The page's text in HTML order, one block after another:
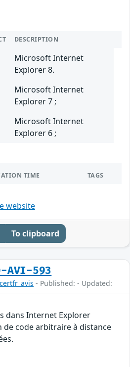
DESCRIPTION
Microsoft Internet
Explorer 8.
Microsoft Internet
Explorer 7 ;
Microsoft Internet
Explorer 6 ;
TIME TAGS
website
To clipboard
AVI-593
certfr_avis - Published: - Updated:
dans Internet Explorer
code arbitraire à distance